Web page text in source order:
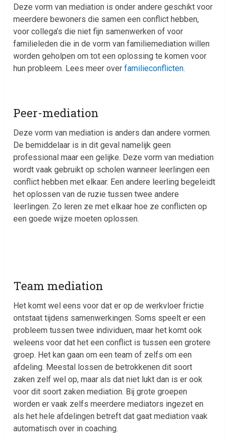
Deze vorm van mediation is onder andere geschikt voor
meerdere bewoners die samen een conflict hebben,
voor collega’s die niet fijn samenwerken of voor
familieleden die in de vorm van familiemediation willen
worden geholpen om tot een oplossing te komen voor
hun probleem. Lees meer overfamilieconflicten.
Peer-mediation
Deze vorm van mediation is anders dan andere vormen.
De bemiddelaar is in dit geval namelijk geen
professional maar een gelijke. Deze vorm van mediation
wordt vaak gebruikt op scholen wanneer leerlingen een
conflict hebben met elkaar. Een andere leerling begeleidt
het oplossen van de ruzie tussen twee andere
leerlingen. Zo leren ze met elkaar hoe ze conflicten op
een goede wijze moeten oplossen.
Team mediation
Het komt wel eens voor dat er op de werkvloer frictie
ontstaat tijdens samenwerkingen. Soms speelt er een
probleem tussen twee individuen, maar het komt ook
weleens voor dat het een conflict is tussen een grotere
groep. Het kan gaan om een team of zelfs om een
afdeling. Meestal lossen de betrokkenen dit soort
zaken zelf wel op, maar als dat niet lukt dan is er ook
voor dit soort zaken mediation. Bij grote groepen
worden er vaak zelfs meerdere mediators ingezet en
als het hele afdelingen betreft dat gaat mediation vaak
automatisch over in coaching.